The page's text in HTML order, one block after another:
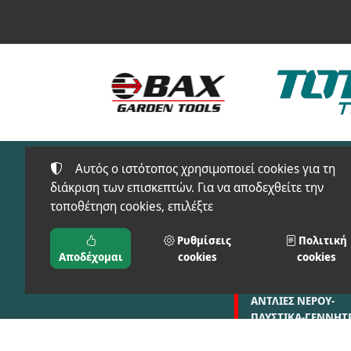
ΜΠΑΞΕΒΑΝΟΣ Φ. & Μ.
FT-
ΑΝΤΛΙΕΣ ΝΕΡΟΥ-
ΠΛΥΣΤΙΚΑ-
Αυτός ο ιστότοπος χρησιμοποιεί cookies για τη
διάκριση των επισκεπτών. Για να αποδεχθείτε την
τοποθέτηση cookies, επιλέξτε
Αποδέχομαι
Ρυθμίσεις
cookies
Πολιτική
cookies